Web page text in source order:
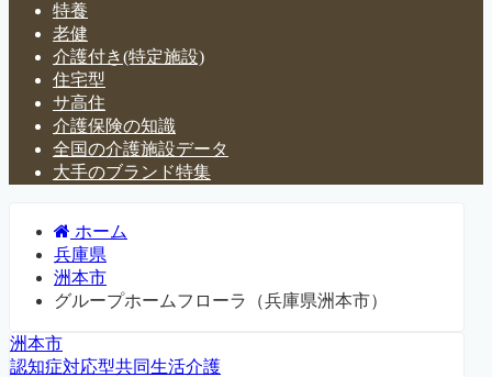
特養
老健
介護付き(特定施設)
住宅型
サ高住
介護保険の知識
全国の介護施設データ
大手のブランド特集
ホーム
兵庫県
洲本市
グループホームフローラ（兵庫県洲本市）
洲本市
認知症対応型共同生活介護